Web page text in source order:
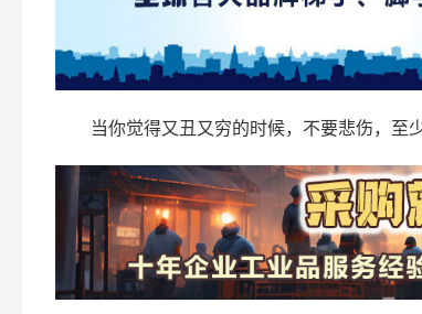
当你觉得又丑又穷的时候，不要悲伤，至